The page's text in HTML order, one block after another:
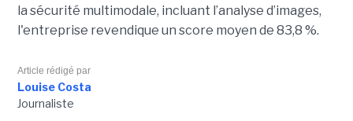
la sécurité multimodale, incluant l’analyse d’images,
l'entreprise revendique un score moyen de 83,8 %.
Article rédigé par
Louise Costa
Journaliste